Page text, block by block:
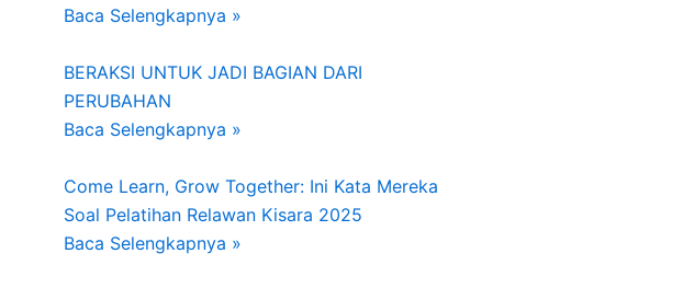
Baca Selengkapnya »
BERAKSI UNTUK JADI BAGIAN DARI
PERUBAHAN
Baca Selengkapnya »
Come Learn, Grow Together: Ini Kata Mereka
Soal Pelatihan Relawan Kisara 2025
Baca Selengkapnya »